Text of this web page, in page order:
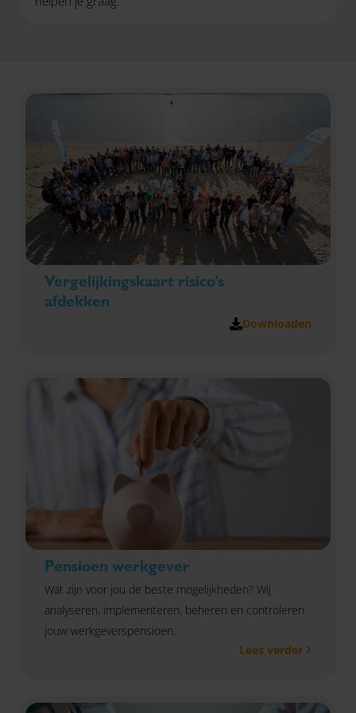
Vergelijkingskaart risico's
afdekken
Downloaden
Pensioen werkgever
Wat zijn voor jou de beste mogelijkheden? Wij
analyseren, implementeren, beheren en controleren
jouw werkgeverspensioen.
Lees verder